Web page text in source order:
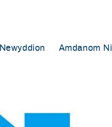
Newyddion Amdanom Ni